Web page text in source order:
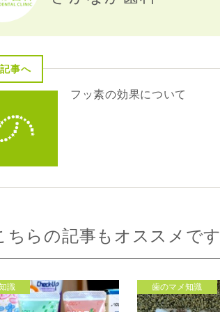
事へ
フッ素の効果について
ちらの記事もオススメです
識 歯のマメ知識